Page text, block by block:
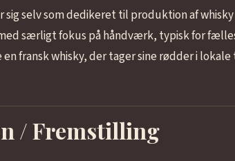
sig selv som dedikeret til produktion af
særligt fokus på håndværk, typisk for
fransk whisky, der tager sine rødder i lokale
/ Fremstilling